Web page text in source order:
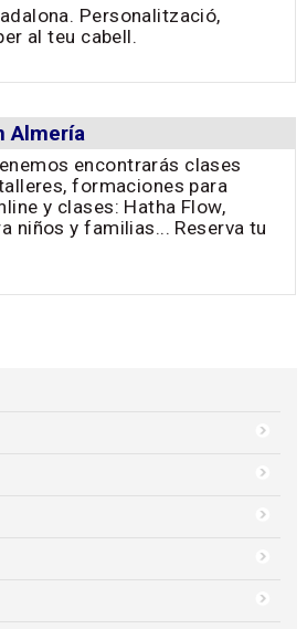
Personalització,
al teu cabell.
Almería
encontrarás clases
formaciones para
y clases: Hatha Flow,
niños y familias... Reserva tu